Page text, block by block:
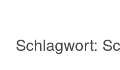
Schlagwort: